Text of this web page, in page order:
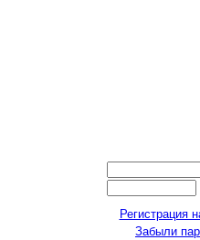
Регистрация
Забыли